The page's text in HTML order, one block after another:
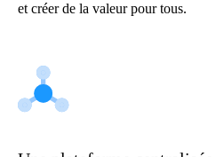
et créer de la valeur pour tous.